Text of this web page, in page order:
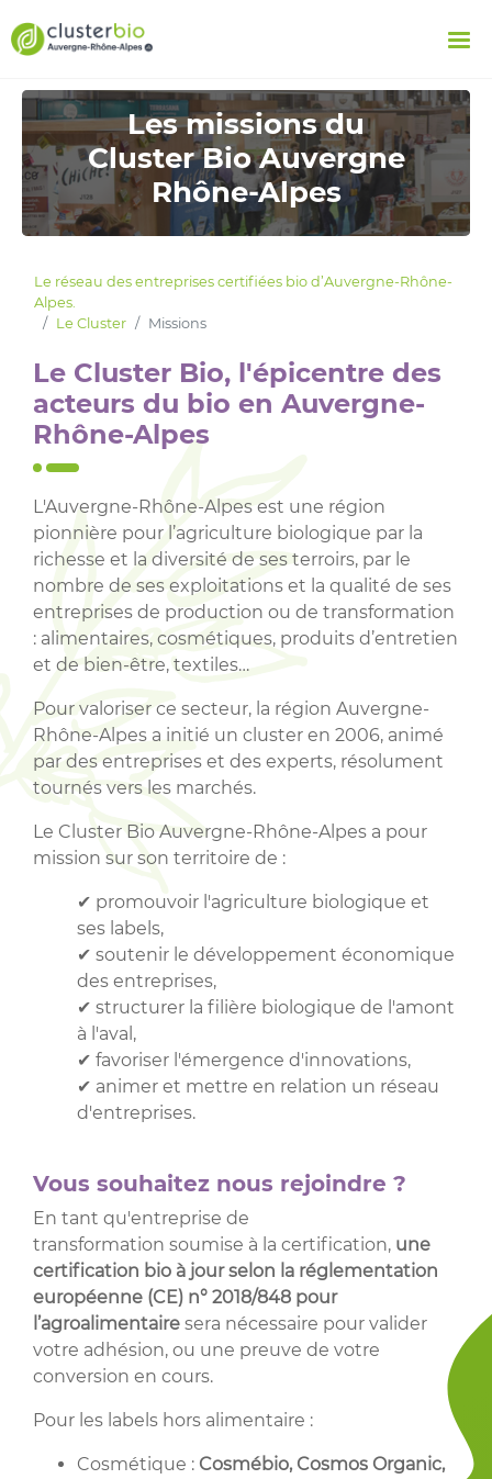
Les missions du
Cluster Bio Auvergne
Rhône-Alpes
Le réseau des entreprises certifiées bio d’Auvergne-Rhône-
Alpes.
Le Cluster
Missions
Le Cluster Bio, l'épicentre des
acteurs du bio en Auvergne-
Rhône-Alpes
L'Auvergne-Rhône-Alpes est une région
pionnière pour l’agriculture biologique par la
richesse et la diversité de ses terroirs, par le
nombre de ses exploitations et la qualité de ses
entreprises de production ou de transformation
: alimentaires, cosmétiques, produits d’entretien
et de bien-être, textiles…
Pour valoriser ce secteur, la région Auvergne-
Rhône-Alpes a initié un cluster en 2006, animé
par des entreprises et des experts, résolument
tournés vers les marchés.
Le Cluster Bio Auvergne-Rhône-Alpes a pour
mission sur son territoire de :
✔ promouvoir l'agriculture biologique et
ses labels,
✔ soutenir le développement économique
des entreprises,
✔ structurer la filière biologique de l'amont
à l'aval,
✔ favoriser l'émergence d'innovations,
✔ animer et mettre en relation un réseau
d'entreprises.
Vous souhaitez nous rejoindre ?
En tant qu'entreprise de
transformation soumise à la certification, une
certification bio à jour selon la réglementation
européenne (CE) n° 2018/848 pour
l’agroalimentaire sera nécessaire pour valider
votre adhésion, ou une preuve de votre
conversion en cours.
Pour les labels hors alimentaire :
Cosmétique : Cosmébio, Cosmos Organic,